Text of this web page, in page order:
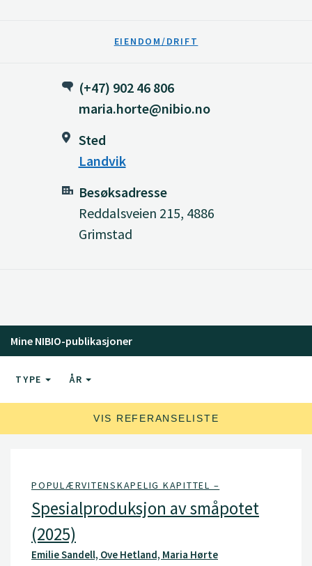
EIENDOM/DRIFT
(+47) 902 46 806
maria.horte@nibio.no
Sted
Landvik
Besøksadresse
Reddalsveien 215, 4886
Grimstad
Mine NIBIO-publikasjoner
TYPE ÅR
VIS REFERANSELISTE
POPULÆRVITENSKAPELIG KAPITTEL –
Spesialproduksjon av småpotet
(2025)
Emilie Sandell, Ove Hetland, Maria Hørte